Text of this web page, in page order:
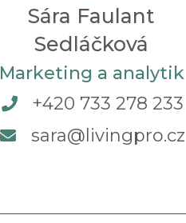
Sára Faulant
Sedláčková
Marketing a analytik
+420 733 278 233
sara@livingpro.cz